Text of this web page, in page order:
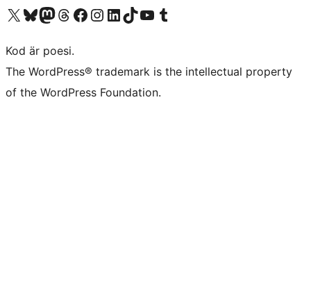
Besök vår X-konto (f.d. Twitter)
Besök vårt Bluesky-konto
Besök vårt Mastodon-konto
Besök vårt Thread-konto
Besök vår Facebook-sidaBesök vårt Instagram-konto
Besök vårt LinkedIn-konto
Besök vårt TikTok-konto
Besök vår YouTube-kanalBesök vårt Tumblr-konto
Kod är poesi.
The WordPress® trademark is the intellectual property
of the WordPress Foundation.